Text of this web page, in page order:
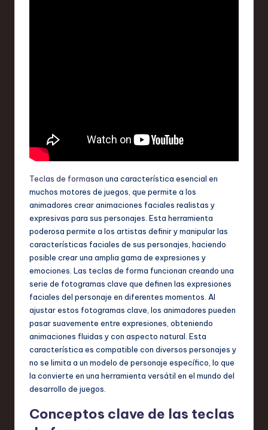
Teclas de formason una característica esencial en
muchos motores de juegos, que permite a los
animadores crear animaciones faciales realistas y
expresivas para sus personajes. Esta herramienta
poderosa permite a los artistas definir y manipular las
características faciales de sus personajes, haciendo
posible crear una amplia gama de expresiones y
emociones. Las teclas de forma funcionan creando una
serie de fotogramas clave que definen las expresiones
faciales del personaje en diferentes momentos. Al
ajustar estos fotogramas clave, los animadores pueden
pasar suavemente entre expresiones, obteniendo
animaciones fluidas y con aspecto natural. Esta
característica es compatible con diversos personajes y
no se limita a un modelo de personaje específico, lo que
la convierte en una herramienta versátil en el mundo del
desarrollo de juegos.
Conceptos clave de las teclas